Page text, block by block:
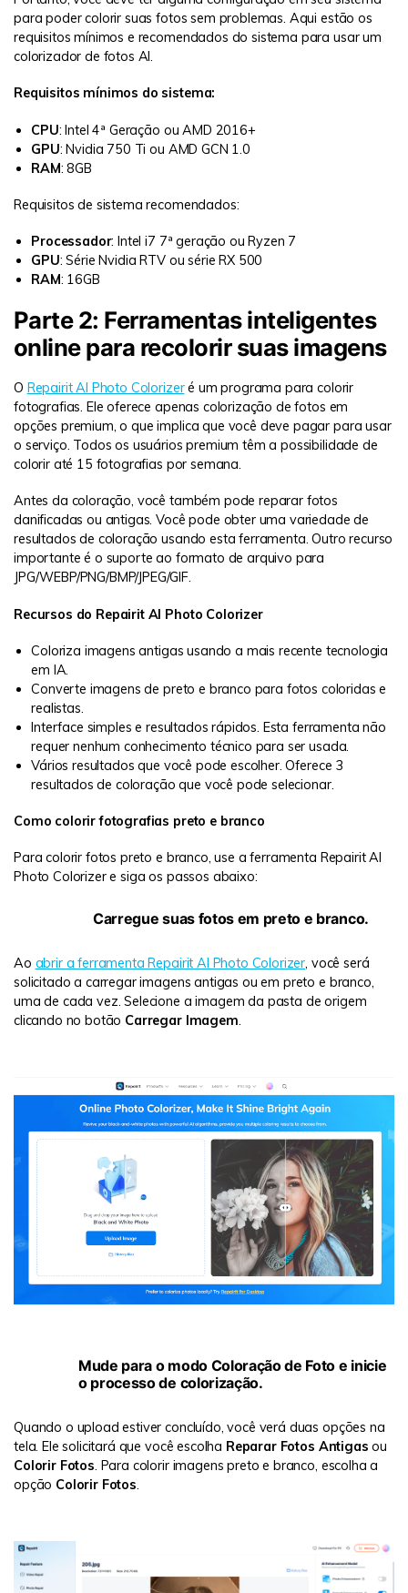
para poder colorir suas fotos sem problemas. Aqui estão os
requisitos mínimos e recomendados do sistema para usar um
colorizador de fotos AI.
Requisitos mínimos do sistema:
CPU: Intel 4ª Geração ou AMD 2016+
GPU: Nvidia 750 Ti ou AMD GCN 1.0
RAM: 8GB
Requisitos de sistema recomendados:
Processador: Intel i7 7ª geração ou Ryzen 7
GPU: Série Nvidia RTV ou série RX 500
RAM: 16GB
Parte 2: Ferramentas inteligentes
online para recolorir suas imagens
O Repairit AI Photo Colorizeré um programa para colorir
fotografias. Ele oferece apenas colorização de fotos em
opções premium, o que implica que você deve pagar para usar
o serviço. Todos os usuários premium têm a possibilidade de
colorir até 15 fotografias por semana.
Antes da coloração, você também pode reparar fotos
danificadas ou antigas. Você pode obter uma variedade de
resultados de coloração usando esta ferramenta. Outro recurso
importante é o suporte ao formato de arquivo para
JPG/WEBP/PNG/BMP/JPEG/GIF.
Recursos do Repairit AI Photo Colorizer
Coloriza imagens antigas usando a mais recente tecnologia
em IA.
Converte imagens de preto e branco para fotos coloridas e
realistas.
Interface simples e resultados rápidos. Esta ferramenta não
requer nenhum conhecimento técnico para ser usada.
Vários resultados que você pode escolher. Oferece 3
resultados de coloração que você pode selecionar.
Como colorir fotografias preto e branco
Para colorir fotos preto e branco, use a ferramenta Repairit AI
Photo Colorizer e siga os passos abaixo:
Carregue suas fotos em preto e branco.
Ao abrir a ferramenta Repairit AI Photo Colorizer , você será
solicitado a carregar imagens antigas ou em preto e branco,
uma de cada vez. Selecione a imagem da pasta de origem
clicando no botão Carregar Imagem
Mude para o modo Coloração de Foto e inicie
o processo de colorização.
Quando o upload estiver concluído, você verá duas opções na
tela. Ele solicitará que você escolha Reparar Fotos Antigas ou
Colorir Fotos . Para colorir imagens preto e branco, escolha a
opção Colorir Fotos